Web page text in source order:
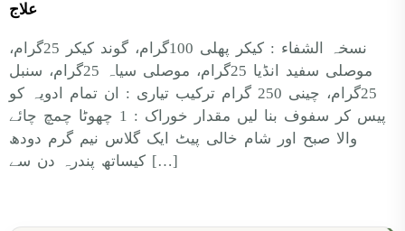
علاج
نسخہ الشفاء : کیکر پھلی 100گرام، گوند کیکر 25گرام،
موصلی سفید انڈیا 25گرام، موصلی سیاہ 25گرام، سنبل
25گرام، چینی 250 گرام ترکیب تیاری : ان تمام ادویہ کو
پیس کر سفوف بنا لیں مقدار خوراک : 1 چھوٹا چمچ چائے
والا صبح اور شام خالی پیٹ ایک گلاس نیم گرم دودھ
کیساتھ پندرہ دن سے […]